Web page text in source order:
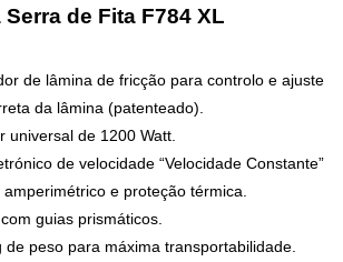
Serra de Fita F784 XL
de lâmina de fricção para controlo e ajuste
da lâmina (patenteado).
universal de 1200 Watt.
de velocidade “Velocidade Constante”
e proteção térmica.
guias prismáticos.
de peso para máxima transportabilidade.